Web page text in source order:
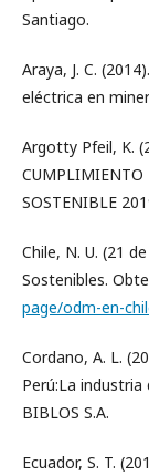
Santiago.
Araya, J. C.
eléctrica en
Argotty Pfeil, K.
CUMPLIMIENTO
SOSTENIBLE
Chile, N. U. (21
Sostenibles.
page/odm-en-
Cordano, A. L.
Perú:La industria
BIBLOS S.A.
Ecuador, S. T.